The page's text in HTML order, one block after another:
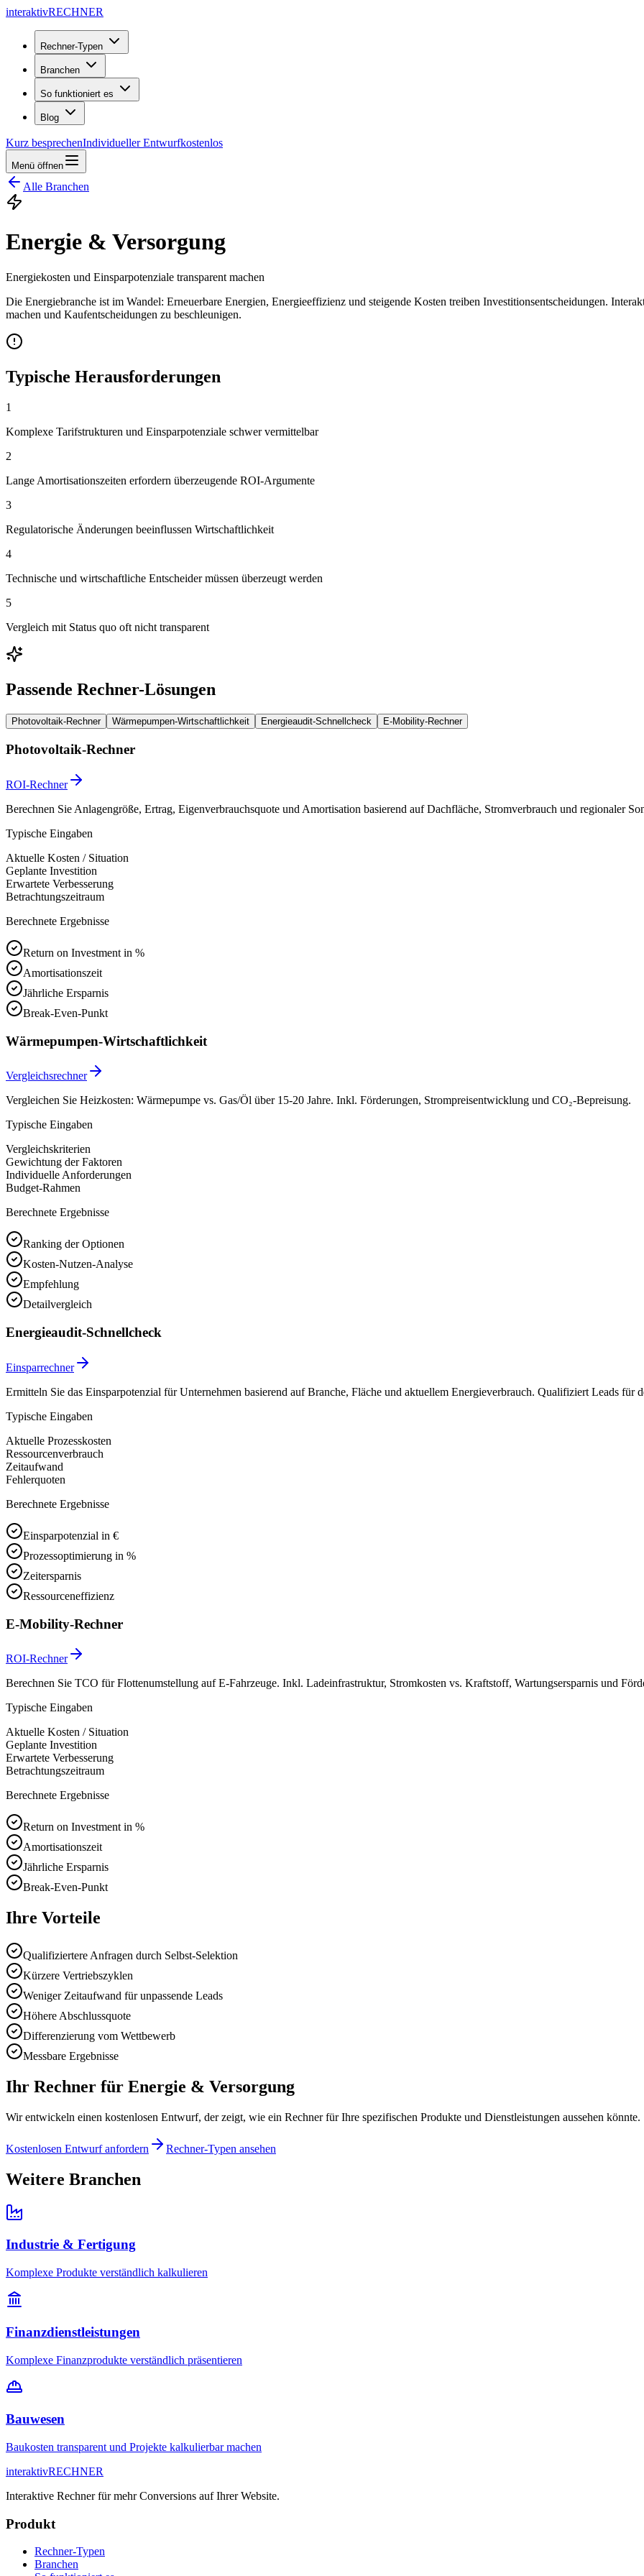
interaktivRECHNER
Rechner-Typen
Branchen
So funktioniert es
Blog
Kurz besprechenIndividueller Entwurfkostenlos
Menü öffnen
Alle Branchen
Energie & Versorgung
Energiekosten und Einsparpotenziale transparent machen
Die Energiebranche ist im Wandel: Erneuerbare Energien, Energieeffizienz und steigende Kosten treiben Investitionsentscheidungen.
machen und Kaufentscheidungen zu beschleunigen.
Typische Herausforderungen
1
Komplexe Tarifstrukturen und Einsparpotenziale schwer vermittelbar
2
Lange Amortisationszeiten erfordern überzeugende ROI-Argumente
3
Regulatorische Änderungen beeinflussen Wirtschaftlichkeit
4
Technische und wirtschaftliche Entscheider müssen überzeugt werden
5
Vergleich mit Status quo oft nicht transparent
Passende Rechner-Lösungen
Photovoltaik-Rechner Wärmepumpen-Wirtschaftlichkeit Energieaudit-Schnellcheck E-Mobility-Rechner
Photovoltaik-Rechner
ROI-Rechner
Berechnen Sie Anlagengröße, Ertrag, Eigenverbrauchsquote und Amortisation basierend auf Dachfläche, Stromverbrauch und regionaler
Typische Eingaben
Aktuelle Kosten / Situation
Geplante Investition
Erwartete Verbesserung
Betrachtungszeitraum
Berechnete Ergebnisse
Return on Investment in %
Amortisationszeit
Jährliche Ersparnis
Break-Even-Punkt
Wärmepumpen-Wirtschaftlichkeit
Vergleichsrechner
Vergleichen Sie Heizkosten: Wärmepumpe vs. Gas/Öl über 15-20 Jahre. Inkl. Förderungen, Strompreisentwicklung und CO₂-Bepreisung.
Typische Eingaben
Vergleichskriterien
Gewichtung der Faktoren
Individuelle Anforderungen
Budget-Rahmen
Berechnete Ergebnisse
Ranking der Optionen
Kosten-Nutzen-Analyse
Empfehlung
Detailvergleich
Energieaudit-Schnellcheck
Einsparrechner
Ermitteln Sie das Einsparpotenzial für Unternehmen basierend auf Branche, Fläche und aktuellem Energieverbrauch. Qualifiziert Leads für
Typische Eingaben
Aktuelle Prozesskosten
Ressourcenverbrauch
Zeitaufwand
Fehlerquoten
Berechnete Ergebnisse
Einsparpotenzial in €
Prozessoptimierung in %
Zeitersparnis
Ressourceneffizienz
E-Mobility-Rechner
ROI-Rechner
Berechnen Sie TCO für Flottenumstellung auf E-Fahrzeuge. Inkl. Ladeinfrastruktur, Stromkosten vs. Kraftstoff, Wartungsersparnis und
Typische Eingaben
Aktuelle Kosten / Situation
Geplante Investition
Erwartete Verbesserung
Betrachtungszeitraum
Berechnete Ergebnisse
Return on Investment in %
Amortisationszeit
Jährliche Ersparnis
Break-Even-Punkt
Ihre Vorteile
Qualifiziertere Anfragen durch Selbst-Selektion
Kürzere Vertriebszyklen
Weniger Zeitaufwand für unpassende Leads
Höhere Abschlussquote
Differenzierung vom Wettbewerb
Messbare Ergebnisse
Ihr Rechner für Energie & Versorgung
Wir entwickeln einen kostenlosen Entwurf, der zeigt, wie ein Rechner für Ihre spezifischen Produkte und Dienstleistungen aussehen könnte.
Kostenlosen Entwurf anfordern Rechner-Typen ansehen
Weitere Branchen
Industrie & Fertigung
Komplexe Produkte verständlich kalkulieren
Finanzdienstleistungen
Komplexe Finanzprodukte verständlich präsentieren
Bauwesen
Baukosten transparent und Projekte kalkulierbar machen
interaktivRECHNER
Interaktive Rechner für mehr Conversions auf Ihrer Website.
Produkt
Rechner-Typen
Branchen